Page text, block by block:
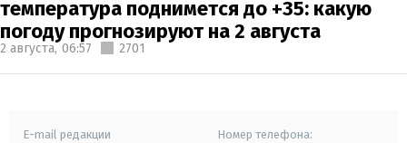
температура поднимется до +35: какую
погоду прогнозируют на 2 августа
2 августа, 06:57 2701
E-mail редакции Номер телефона: